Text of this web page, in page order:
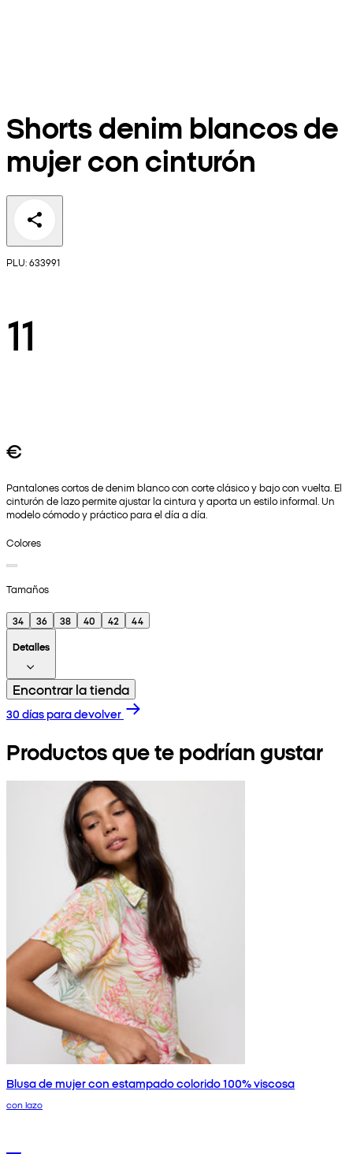
Shorts denim blancos de
mujer con cinturón
PLU: 633991
11
€
Pantalones cortos de denim blanco con corte clásico y bajo con vuelta. El
cinturón de lazo permite ajustar la cintura y aporta un estilo informal. Un
modelo cómodo y práctico para el día a día.
Colores
Tamaños
34 36 38 40 42
44
Detalles
Encontrar la tienda
30 días para devolver
Productos que te podrían gustar
Blusa de mujer con estampado colorido 100% viscosa
con lazo